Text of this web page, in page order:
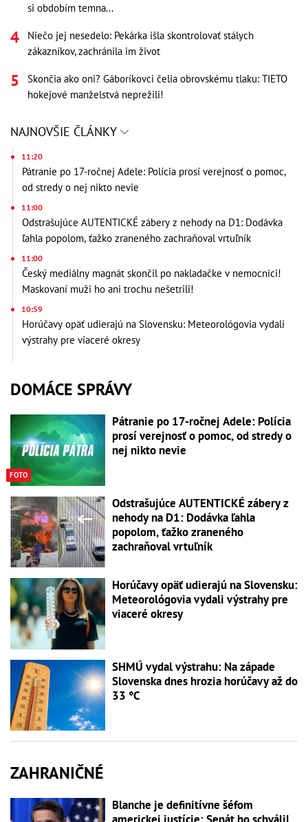
si obdobím temna...
Niečo jej nesedelo: Pekárka išla skontrolovať stálych
zákazníkov, zachránila im život
Skončia ako oni? Gáboríkovci čelia obrovskému tlaku: TIETO
hokejové manželstvá neprežili!
NAJNOVŠIE ČLÁNKY
11:20
Pátranie po 17-ročnej Adele: Polícia prosí verejnosť o pomoc,
od stredy o nej nikto nevie
11:00
Odstrašujúce AUTENTICKÉ zábery z nehody na D1: Dodávka
ľahla popolom, ťažko zraneného zachraňoval vrtuľník
11:00
Český mediálny magnát skončil po nakladačke v nemocnici!
Maskovaní muži ho ani trochu nešetrili!
10:59
Horúčavy opäť udierajú na Slovensku: Meteorológovia vydali
výstrahy pre viaceré okresy
DOMÁCE SPRÁVY
FOTO
Pátranie po 17-ročnej Adele: Polícia
prosí verejnosť o pomoc, od stredy o
nej nikto nevie
Odstrašujúce AUTENTICKÉ zábery z
nehody na D1: Dodávka ľahla
popolom, ťažko zraneného
zachraňoval vrtuľník
Horúčavy opäť udierajú na Slovensku:
Meteorológovia vydali výstrahy pre
viaceré okresy
SHMÚ vydal výstrahu: Na západe
Slovenska dnes hrozia horúčavy až do
33 °C
ZAHRANIČNÉ
Blanche je definitívne šéfom